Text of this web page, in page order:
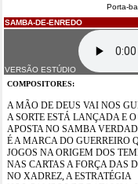
Porta-
SAMBA-DE-ENREDO
VERSÃO ESTÚDIO
COMPOSITORES:
A MÃO DE DEUS VAI NOS
A SORTE ESTÁ LANÇADA E
APOSTA NO SAMBA
É A MARCA DO GUERREIRO
JOGOS NA ORIGEM DOS
NAS CARTAS A FORÇA DAS
NO XADREZ, A ESTRATÉGIA